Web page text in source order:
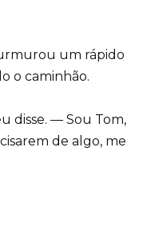
um rápido
o caminhão.
disse. — Sou Tom,
de algo, me